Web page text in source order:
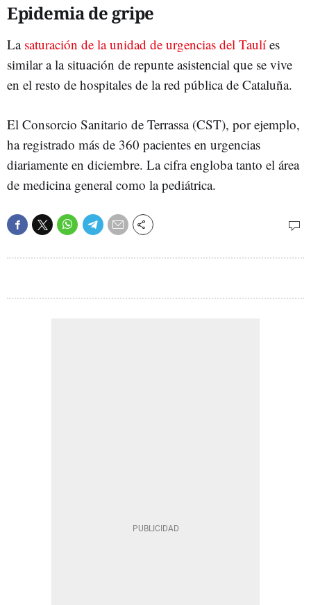
Epidemia de gripe
La saturación de la unidad de urgencias del Taulíes
similar a la situación de repunte asistencial que se vive
en el resto de hospitales de la red pública de Cataluña.
El Consorcio Sanitario de Terrassa (CST), por ejemplo,
ha registrado más de 360 pacientes en urgencias
diariamente en diciembre. La cifra engloba tanto el área
de medicina general como la pediátrica.